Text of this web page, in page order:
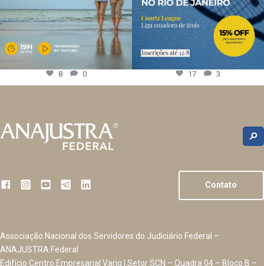
8 0 17 3
Contato
Associação Nacional dos Servidores do Judiciário Federal –
ANAJUSTRA Federal
Edifício Centro Empresarial Varig | Setor SCN – Quadra 04 – Bloco B –